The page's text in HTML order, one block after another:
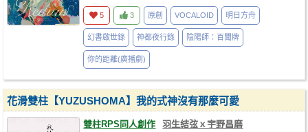
5 3 原創 VOCALOID 明日方舟
幻書啟世錄 神都夜行錄 陰陽師：百聞牌
你的距離(廣播劇)
花滑雙柱【YUZUSHOMA】我的式神沒有那麼可愛
雙柱RPS同人創作 羽生結弦ｘ宇野昌磨